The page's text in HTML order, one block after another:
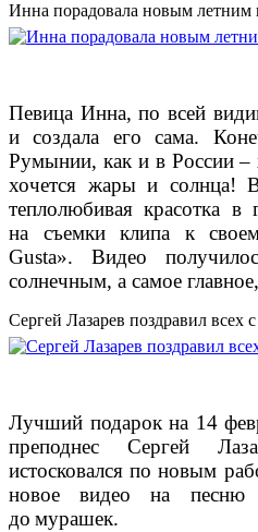
Инна порадовала новым летним
Певица Инна, по всей
и создала его сама.
Румынии, как и в России
хочется жары и солнца!
теплолюбивая красотка
на съемки клипа к
Gusta». Видео
солнечным, а самое
Сергей Лазарев поздравил
Лучший подарок на 14
преподнес Сергей
истосковался по новым
новое видео на песню
до мурашек.